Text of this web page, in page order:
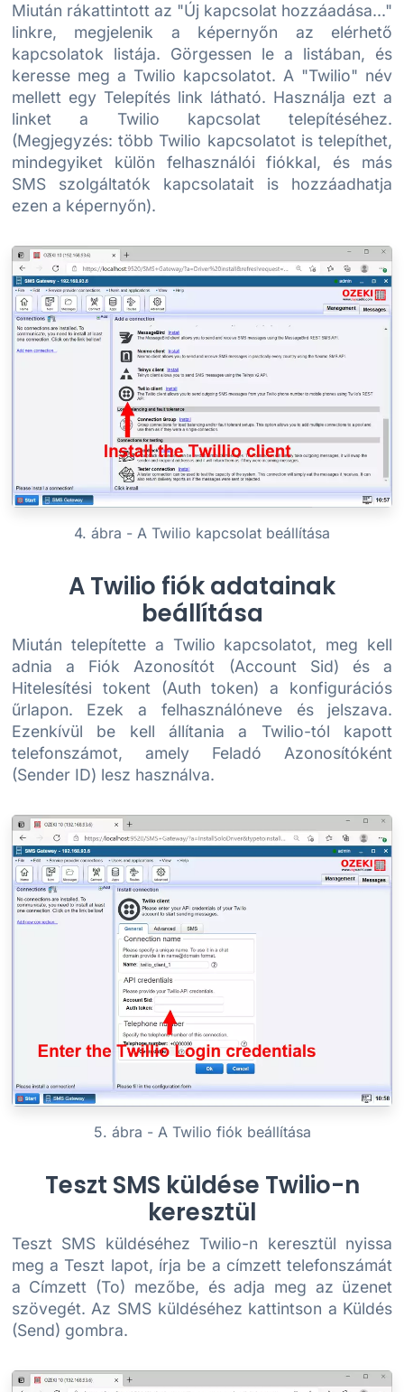
Miután rákattintott az "Új kapcsolat hozzáadása..."
linkre, megjelenik a képernyőn az elérhető
kapcsolatok listája. Görgessen le a listában, és
keresse meg a Twilio kapcsolatot. A "Twilio" név
mellett egy Telepítés link látható. Használja ezt a
linket a Twilio kapcsolat telepítéséhez.
(Megjegyzés: több Twilio kapcsolatot is telepíthet,
mindegyiket külön felhasználói fiókkal, és más
SMS szolgáltatók kapcsolatait is hozzáadhatja
ezen a képernyőn).
4. ábra - A Twilio kapcsolat beállítása
A Twilio fiók adatainak
beállítása
Miután telepítette a Twilio kapcsolatot, meg kell
adnia a Fiók Azonosítót (Account Sid) és a
Hitelesítési tokent (Auth token) a konfigurációs
űrlapon. Ezek a felhasználóneve és jelszava.
Ezenkívül be kell állítania a Twilio-tól kapott
telefonszámot, amely Feladó Azonosítóként
(Sender ID) lesz használva.
5. ábra - A Twilio fiók beállítása
Teszt SMS küldése Twilio-n
keresztül
Teszt SMS küldéséhez Twilio-n keresztül nyissa
meg a Teszt lapot, írja be a címzett telefonszámát
a Címzett (To) mezőbe, és adja meg az üzenet
szövegét. Az SMS küldéséhez kattintson a Küldés
(Send) gombra.